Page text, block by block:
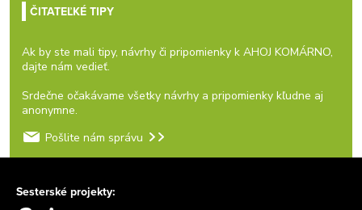
ČITATEĽKÉ TIPY
Ak by ste mali tipy, návrhy či pripomienky k AHOJ KOMÁRNO,
dajte nám vedieť.
Srdečne očakávame všetky návrhy a pripomienky kľudne aj
anonymne.
Pošlite nám správu
Sesterské projekty: